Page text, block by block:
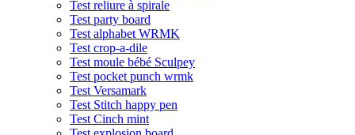
Test reliure à spirale
Test party board
Test alphabet WRMK
Test crop-a-dile
Test moule bébé Sculpey
Test pocket punch wrmk
Test Versamark
Test Stitch happy pen
Test Cinch mint